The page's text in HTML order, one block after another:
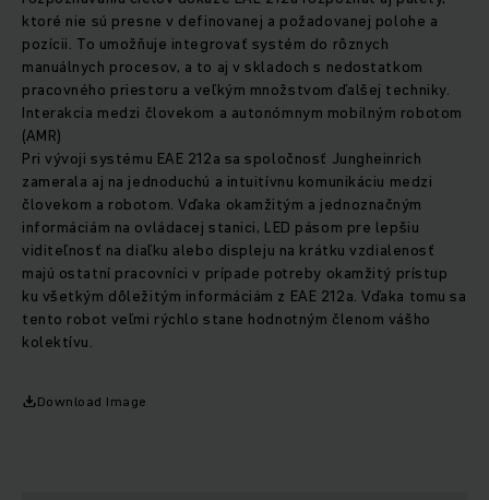
ktoré nie sú presne v definovanej a požadovanej polohe a
pozícii. To umožňuje integrovať systém do rôznych
manuálnych procesov, a to aj v skladoch s nedostatkom
pracovného priestoru a veľkým množstvom ďalšej techniky.
Interakcia medzi človekom a autonómnym mobilným robotom
(AMR)
Pri vývoji systému EAE 212a sa spoločnosť Jungheinrich
zamerala aj na jednoduchú a intuitívnu komunikáciu medzi
človekom a robotom. Vďaka okamžitým a jednoznačným
informáciám na ovládacej stanici, LED pásom pre lepšiu
viditeľnosť na diaľku alebo displeju na krátku vzdialenosť
majú ostatní pracovníci v prípade potreby okamžitý prístup
ku všetkým dôležitým informáciám z EAE 212a. Vďaka tomu sa
tento robot veľmi rýchlo stane hodnotným členom vášho
kolektívu.
Download Image